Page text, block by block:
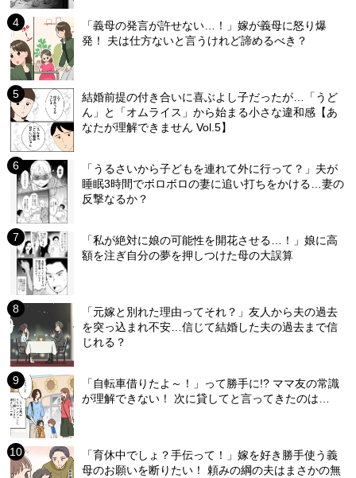
「義母の発言が許せない…！」嫁が義母に怒り爆
発！ 夫は仕方ないと言うけれど諦めるべき？
結婚前提の付き合いに喜ぶよし子だったが…「うど
ん」と「オムライス」から始まる小さな違和感【あ
なたが理解できません Vol.5】
「うるさいから子どもを連れて外に行って？」夫が
睡眠3時間でボロボロの妻に追い打ちをかける…妻の
反撃なるか？
「私が絶対に娘の可能性を開花させる…！」娘に高
額を注ぎ自分の夢を押しつけた母の大誤算
「元嫁と別れた理由ってそれ？」友人から夫の過去
を突っ込まれ不安…信じて結婚した夫の過去まで信
じれる？
「自転車借りたよ～！」って勝手に!? ママ友の常識
が理解できない！ 次に貸してと言ってきたのは…
「育休中でしょ？手伝って！」嫁を好き勝手使う義
母のお願いを断りたい！ 頼みの綱の夫はまさかの無